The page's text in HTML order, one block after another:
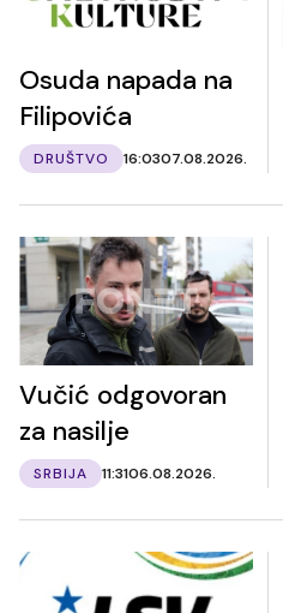
Osuda napada na
Filipovića
DRUŠTVO 16:0307.08.2026.
Vučić odgovoran
za nasilje
SRBIJA 11:3106.08.2026.